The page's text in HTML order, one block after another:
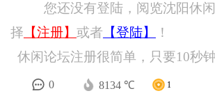
您还没有登陆，阅览沈阳休
择 【注册】 或者 【登陆】
！
休闲论坛注册很简单，只要10秒钟
0 8134 ℃ 1